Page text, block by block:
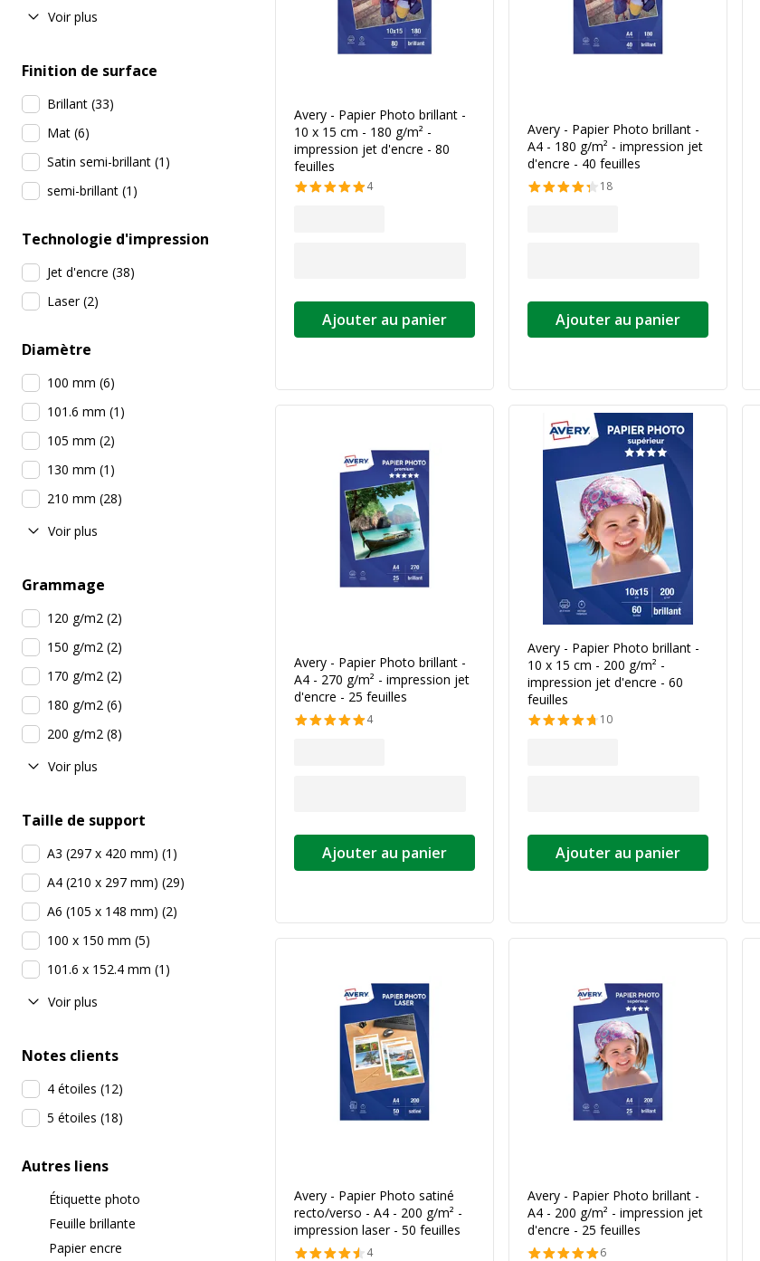
Voir plus
Finition de surface
Brillant (33)
Mat (6)
Satin semi-brillant (1 )
semi-brillant (1 )
Technologie d'impression
Jet d'encre (38)
Laser(2)
Diamètre
100 mm (6)
101.6 mm (1 )
105 mm (2)
130 mm (1 )
210 mm (28)
Voir plus
Grammage
120 g/m2 (2)
150 g/m2 (2)
170 g/m2 (2)
180 g/m2 (6)
200 g/m2 (8)
Voir plus
Taille de support
A3 (297 x 420 mm) (1 )
A4 (210 x 297 mm) (29)
A6 (105 x 148 mm) (2)
100 x 150 mm (5)
101.6 x 152.4 mm (1 )
Voir plus
Notes clients
4 étoiles (12)
5 étoiles (18)
Autres liens
Étiquette photo
Feuille brillante
Papier encre
Avery - Papier Photo brillant -
10 x 15 cm - 180 g/m² -
impression jet d'encre - 80
feuilles
4
Ajouter au panier
Avery - Papier Photo brillant -
A4 - 180 g/m² - impression jet
d'encre - 40 feuilles
18
Ajouter au panier
Avery - Papier Photo brillant -
A4 - 270 g/m² - impression jet
d'encre - 25 feuilles
4
Ajouter au panier
Avery - Papier Photo brillant -
10 x 15 cm - 200 g/m² -
impression jet d'encre - 60
feuilles
10
Ajouter au panier
Avery - Papier Photo satiné
recto/verso - A4 - 200 g/m² -
impression laser - 50 feuilles
4
Avery - Papier Photo brillant -
A4 - 200 g/m² - impression jet
d'encre - 25 feuilles
6